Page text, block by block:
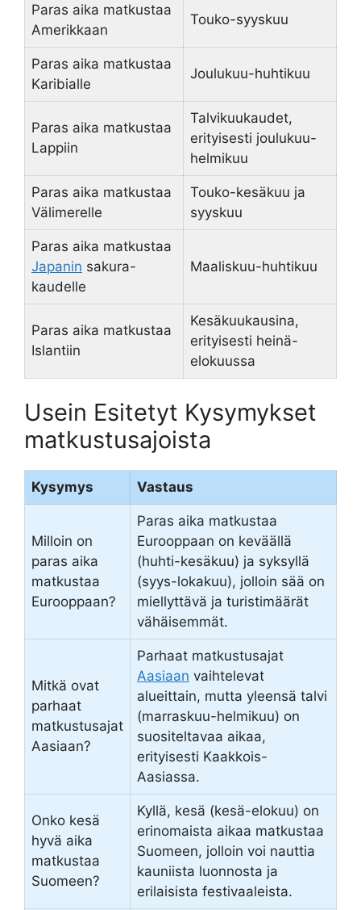
Paras aika matkustaa
Amerikkaan
Touko-syyskuu
Paras aika matkustaa
Karibialle
Joulukuu-huhtikuu
Paras aika matkustaa
Lappiin
Talvikuukaudet,
erityisesti joulukuu-
helmikuu
Paras aika matkustaa
Välimerelle
Touko-kesäkuu ja
syyskuu
Paras aika matkustaa
Japanin sakura-
kaudelle
Maaliskuu-huhtikuu
Paras aika matkustaa
Islantiin
Kesäkuukausina,
erityisesti heinä-
elokuussa
Usein Esitetyt Kysymykset
matkustusajoista
Kysymys Vastaus
Milloin on
paras aika
matkustaa
Eurooppaan?
Paras aika matkustaa
Eurooppaan on keväällä
(huhti-kesäkuu) ja syksyllä
(syys-lokakuu), jolloin sää on
miellyttävä ja turistimäärät
vähäisemmät.
Mitkä ovat
parhaat
matkustusajat
Aasiaan?
Parhaat matkustusajat
Aasiaan vaihtelevat
alueittain, mutta yleensä talvi
(marraskuu-helmikuu) on
suositeltavaa aikaa,
erityisesti Kaakkois-
Aasiassa.
Onko kesä
hyvä aika
matkustaa
Suomeen?
Kyllä, kesä (kesä-elokuu) on
erinomaista aikaa matkustaa
Suomeen, jolloin voi nauttia
kauniista luonnosta ja
erilaisista festivaaleista.